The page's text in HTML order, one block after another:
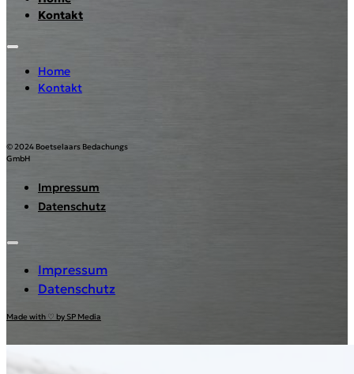
Kontakt
Home
Kontakt
© 2024 Boetselaars Bedachungs
GmbH
Impressum
Datenschutz
Impressum
Datenschutz
Made with ♡ by SP Media